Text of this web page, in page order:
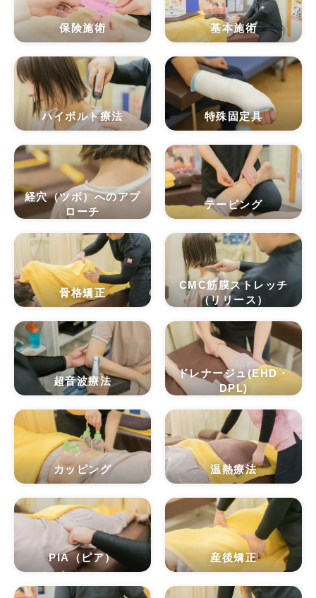
保険施術 基本施術
ハイボルト療法 特殊固定具
経穴（ツボ）へのアプ
ローチ
テーピング
骨格矯正
CMC筋膜ストレッチ
（リリース）
超音波療法
ドレナージュ(EHD・
DPL)
カッピング 温熱療法
PIA（ピア） 産後矯正